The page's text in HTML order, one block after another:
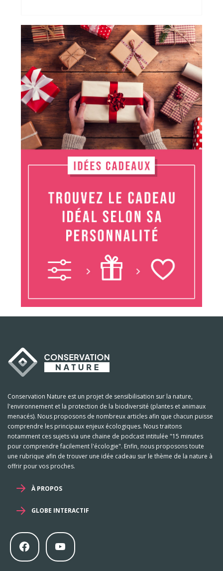
Conservation Nature est un projet de sensibilisation sur la nature,
l'environnement et la protection de la biodiversité (plantes et animaux
menacés). Nous proposons de nombreux articles afin que chacun puisse
comprendre les principaux enjeux écologiques. Nous traitons
notamment ces sujets via une chaine de podcast intitulée "15 minutes
pour comprendre facilement l'écologie". Enfin, nous proposons toute
une rubrique afin de trouver une idée cadeau sur le thème de la nature à
offrir pour vos proches.
À PROPOS
GLOBE INTERACTIF